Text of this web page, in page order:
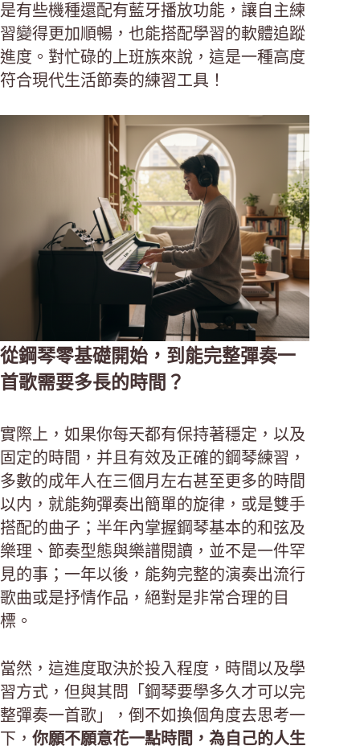
是有些機種還配有藍牙播放功能，讓自主練
習變得更加順暢，也能搭配學習的軟體追蹤
進度。對忙碌的上班族來說，這是一種高度
符合現代生活節奏的練習工具！
從鋼琴零基礎開始，到能完整彈奏一
首歌需要多長的時間？
實際上，如果你每天都有保持著穩定，以及
固定的時間，并且有效及正確的鋼琴練習，
多數的成年人在三個月左右甚至更多的時間
以内，就能夠彈奏出簡單的旋律，或是雙手
搭配的曲子；半年內掌握鋼琴基本的和弦及
樂理、節奏型態與樂譜閱讀，並不是一件罕
見的事；一年以後，能夠完整的演奏出流行
歌曲或是抒情作品，絕對是非常合理的目
標。
當然，這進度取決於投入程度，時間以及學
習方式，但與其問「鋼琴要學多久才可以完
整彈奏一首歌」，倒不如換個角度去思考一
下， 你願不願意花一點時間，為自己的人生